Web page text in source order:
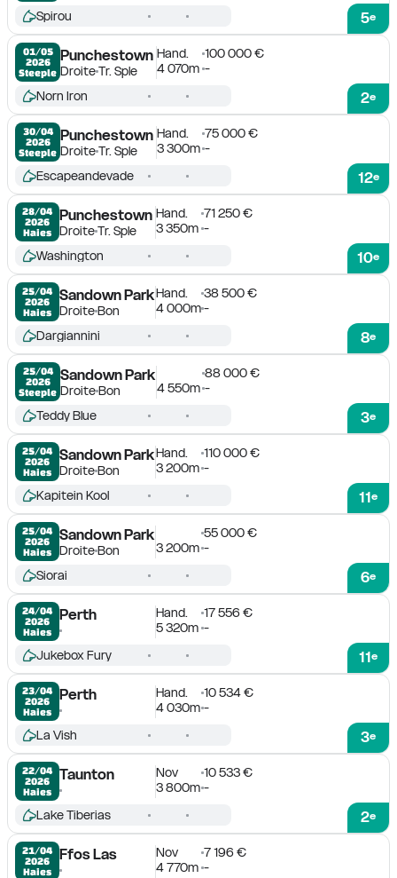
5e
Spirou
01/05
2026
Steeple
Punchestown
DroiteTr. Sple
Hand.
100 000 €
4 070m -
2e
Norn Iron
30/04
2026
Steeple
Punchestown
DroiteTr. Sple
Hand.
75 000 €
3 300m -
12e
Escapeandevade
28/04
2026
Haies
Punchestown
DroiteTr. Sple
Hand.
71 250 €
3 350m -
10e
Washington
25/04
2026
Haies
Sandown Park
DroiteBon
Hand.
38 500 €
4 000m-
8e
Dargiannini
25/04
2026
Steeple
Sandown Park
DroiteBon
88 000 €
4 550m -
3e
Teddy Blue
25/04
2026
Haies
Sandown Park
DroiteBon
Hand.
110 000 €
3 200m -
11e
Kapitein Kool
25/04
2026
Haies
Sandown Park
DroiteBon
55 000 €
3 200m -
6e
Siorai
24/04
2026
Haies
Perth Hand.
17 556 €
5 320m -
11e
Jukebox Fury
23/04
2026
Haies
Perth Hand.
10 534 €
4 030m -
3e
La Vish
22/04
2026
Haies
Taunton Nov
10 533 €
3 800m -
2e
Lake Tiberias
21/04
2026
Haies
Ffos Las Nov
7 196 €
4 770m -